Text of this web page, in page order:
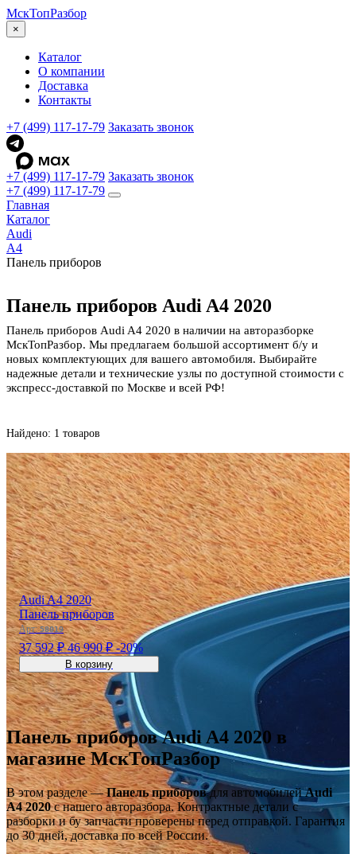
МскТопРазбор
×
Каталог
О компании
Доставка
Контакты
+7 (499) 117-17-79 Заказать звонок
+7 (499) 117-17-79 Заказать звонок
+7 (499) 117-17-79
Главная
Каталог
Audi
A4
Панель приборов
Панель приборов Audi A4 2020
Панель приборов Audi A4 2020 в наличии на авторазборке
МскТопРазбор. Мы предлагаем большой ассортимент б/у и
новых комплектующих для вашего автомобиля. Выбирайте
надежные детали и технические узлы по доступной стоимости с
экспресс-доставкой по Москве и всей РФ!
Найдено: 1 товаров
Audi A4 2020
Панель приборов
Арт:58019
37 592 ₽46 990 ₽-20%
В корзину
Панель приборов Audi A4 2020 в
магазине МскТопРазбор
В этом разделе —Панель приборовдля автомобилейAudi
A4 2020с нашего авторазбора. Контрактные детали с
разборки и бу запчасти проверены перед отправкой. Гарантия
до 30 дней, доставка по всей России.